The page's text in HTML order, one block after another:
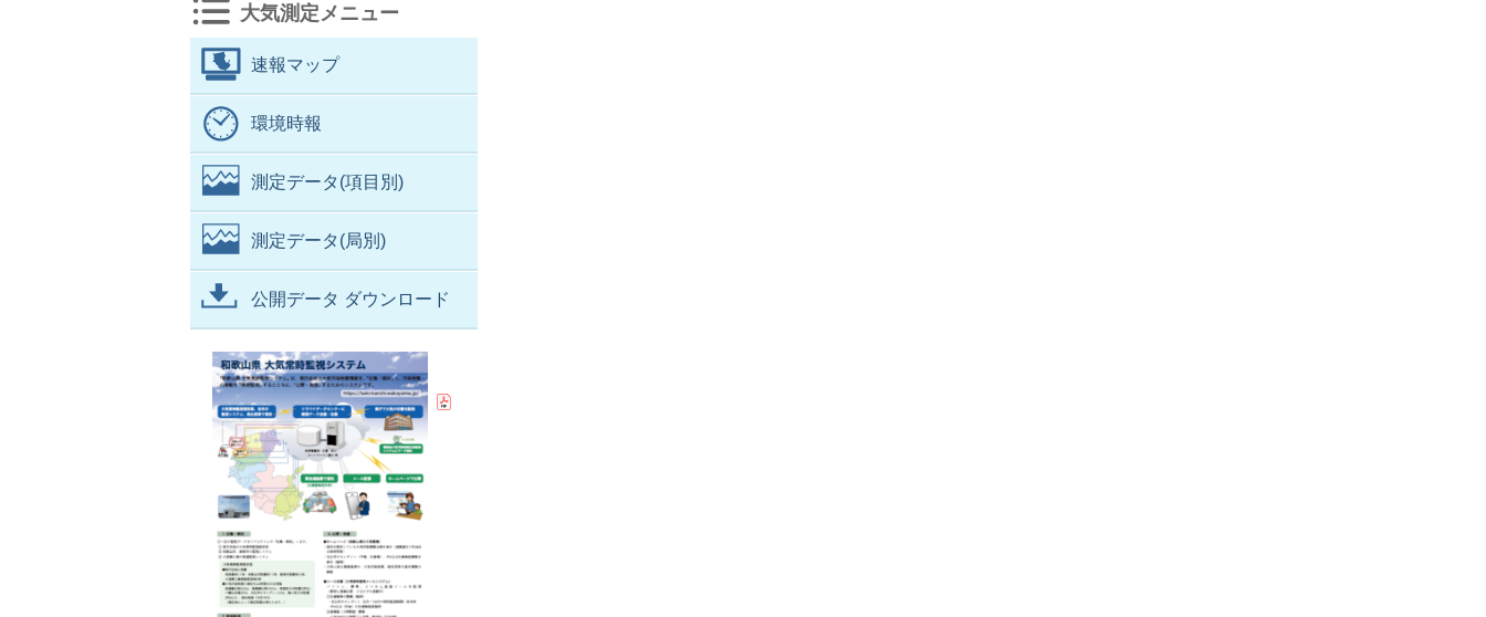
大気測定メニュー
速報マップ
環境時報
測定データ(項目別)
測定データ(局別)
公開データ ダウンロード